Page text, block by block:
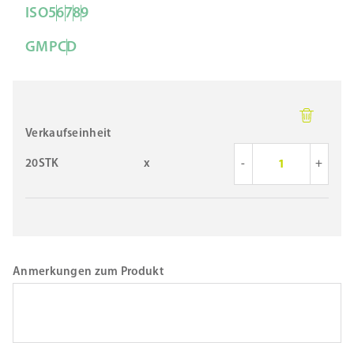
ISO56789
GMPCD
Verkaufseinheit
20STK x - +
Anmerkungen zum Produkt